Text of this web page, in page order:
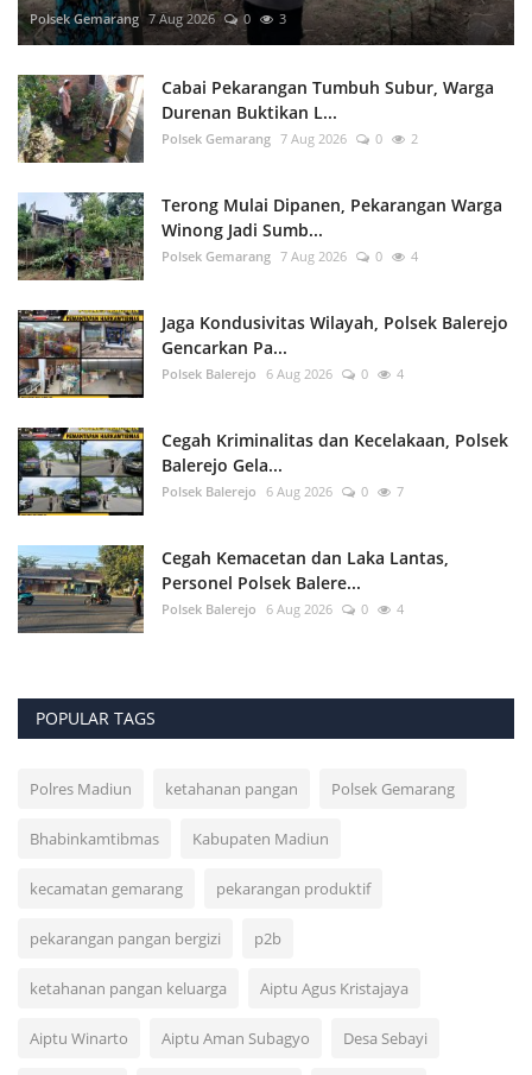
Polsek Gemarang 7 Aug 2026 0 3
Cabai Pekarangan Tumbuh Subur, Warga
Durenan Buktikan L...
Polsek Gemarang 7 Aug 2026 0 2
Terong Mulai Dipanen, Pekarangan Warga
Winong Jadi Sumb...
Polsek Gemarang 7 Aug 2026 0 4
Jaga Kondusivitas Wilayah, Polsek Balerejo
Gencarkan Pa...
Polsek Balerejo 6 Aug 2026 0 4
Cegah Kriminalitas dan Kecelakaan, Polsek
Balerejo Gela...
Polsek Balerejo 6 Aug 2026 0 7
Cegah Kemacetan dan Laka Lantas,
Personel Polsek Balere...
Polsek Balerejo 6 Aug 2026 0 4
POPULAR TAGS
Polres Madiun ketahanan pangan Polsek Gemarang
Bhabinkamtibmas Kabupaten Madiun
kecamatan gemarang pekarangan produktif
pekarangan pangan bergizi p2b
ketahanan pangan keluarga Aiptu Agus Kristajaya
Aiptu Winarto Aiptu Aman Subagyo Desa Sebayi